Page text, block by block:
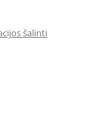
šalinti